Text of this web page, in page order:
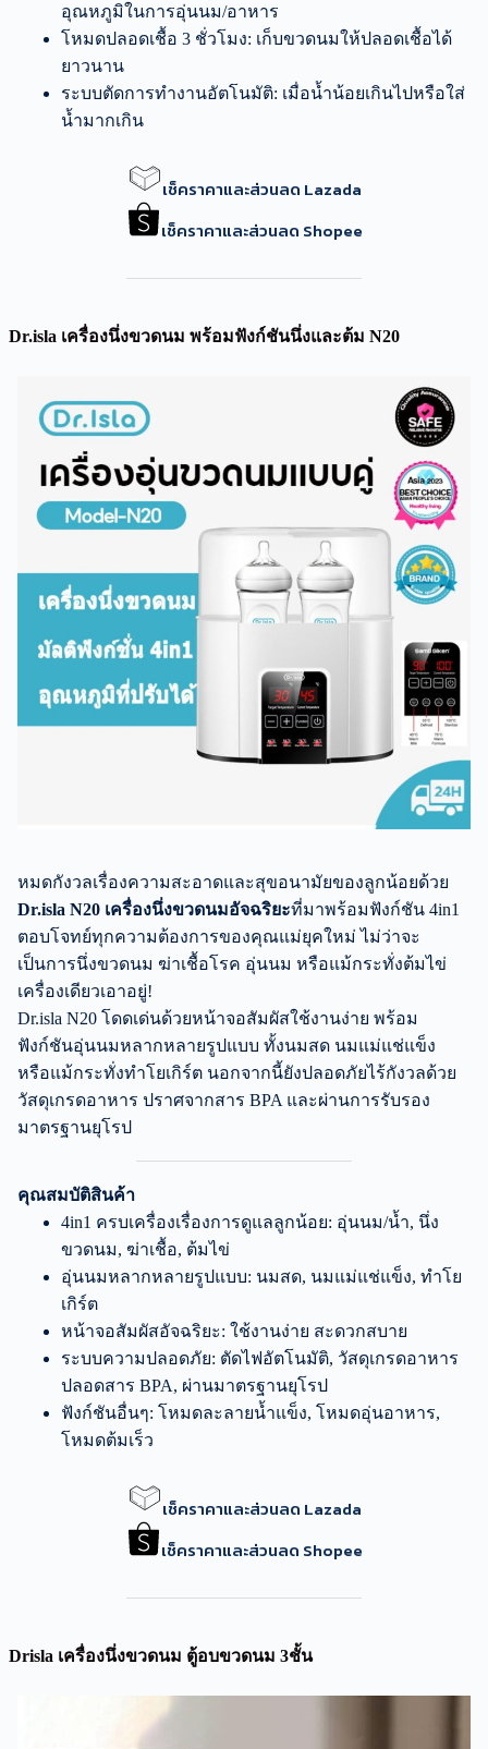
อุณหภูมิในการอุ่นนม/อาหาร
โหมดปลอดเชื้อ 3 ชั่วโมง: เก็บขวดนมให้ปลอดเชื้อได้
ยาวนาน
ระบบตัดการทำงานอัตโนมัติ: เมื่อน้ำน้อยเกินไปหรือใส่
น้ำมากเกิน
เช็คราคาและส่วนลด Lazada
เช็คราคาและส่วนลด Shopee
Dr.isla เครื่องนึ่งขวดนม พร้อมฟังก์ชันนึ่งและต้ม N20
หมดกังวลเรื่องความสะอาดและสุขอนามัยของลูกน้อยด้วย
Dr.isla N20 เครื่องนึ่งขวดนมอัจฉริยะที่มาพร้อมฟังก์ชัน 4in1
ตอบโจทย์ทุกความต้องการของคุณแม่ยุคใหม่ ไม่ว่าจะ
เป็นการนึ่งขวดนม ฆ่าเชื้อโรค อุ่นนม หรือแม้กระทั่งต้มไข่
เครื่องเดียวเอาอยู่!
Dr.isla N20 โดดเด่นด้วยหน้าจอสัมผัสใช้งานง่าย พร้อม
ฟังก์ชันอุ่นนมหลากหลายรูปแบบ ทั้งนมสด นมแม่แช่แข็ง
หรือแม้กระทั่งทำโยเกิร์ต นอกจากนี้ยังปลอดภัยไร้กังวลด้วย
วัสดุเกรดอาหาร ปราศจากสาร BPA และผ่านการรับรอง
มาตรฐานยุโรป
คุณสมบัติสินค้า
4in1 ครบเครื่องเรื่องการดูแลลูกน้อย: อุ่นนม/น้ำ, นึ่ง
ขวดนม, ฆ่าเชื้อ, ต้มไข่
อุ่นนมหลากหลายรูปแบบ: นมสด, นมแม่แช่แข็ง, ทำโย
เกิร์ต
หน้าจอสัมผัสอัจฉริยะ: ใช้งานง่าย สะดวกสบาย
ระบบความปลอดภัย: ตัดไฟอัตโนมัติ, วัสดุเกรดอาหาร
ปลอดสาร BPA, ผ่านมาตรฐานยุโรป
ฟังก์ชันอื่นๆ: โหมดละลายน้ำแข็ง, โหมดอุ่นอาหาร,
โหมดต้มเร็ว
เช็คราคาและส่วนลด Lazada
เช็คราคาและส่วนลด Shopee
Drisla เครื่องนึ่งขวดนม ตู้อบขวดนม 3ชั้น